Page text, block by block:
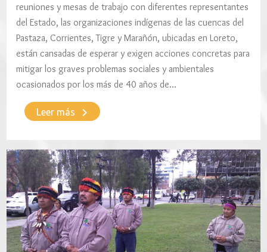
reuniones y mesas de trabajo con diferentes representantes
del Estado, las organizaciones indígenas de las cuencas del
Pastaza, Corrientes, Tigre y Marañón, ubicadas en Loreto,
están cansadas de esperar y exigen acciones concretas para
mitigar los graves problemas sociales y ambientales
ocasionados por los más de 40 años de…
Leer más keyboard_arrow_right